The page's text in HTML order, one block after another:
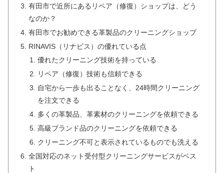
有田市で近所にあるリペア（修復）ショップは、どう
なのか？
有田市でお勧めできる革製品のクリーニングショップ
RINAVIS（リナビス）の優れている点
優れたクリーニング技術を持っている
リペア（修復）技術も信頼できる
自宅から一歩も出ることなく、24時間クリーニング
を注文できる
多くの革製品、革素材のクリーニングを依頼できる
高級ブランド品のクリーニングを依頼できる
クリーニング不可と表示されているものでも洗える
全国対応のネット受付型クリーニングサービスがベス
ト